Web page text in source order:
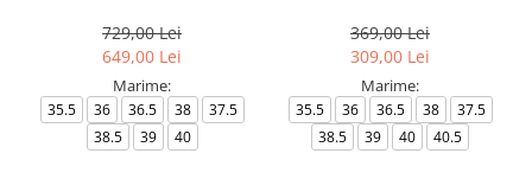
729,00 Lei
649,00 Lei
Marime:
35.5 36 36.5 38
37.5
38.5
39 40
369,00 Lei
309,00 Lei
Marime:
35.5 36 36.5 38
37.5
38.5
39 40 40.5